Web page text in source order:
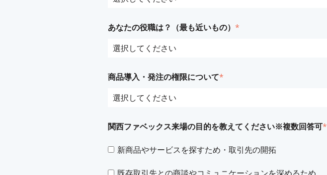
あなたの役職は？（最も近いもの） *
商品導入・発注の権限について*
関西ファベックス来場の目的を教えてください※複数回答可*
新商品やサービスを探すため・取引先の開拓